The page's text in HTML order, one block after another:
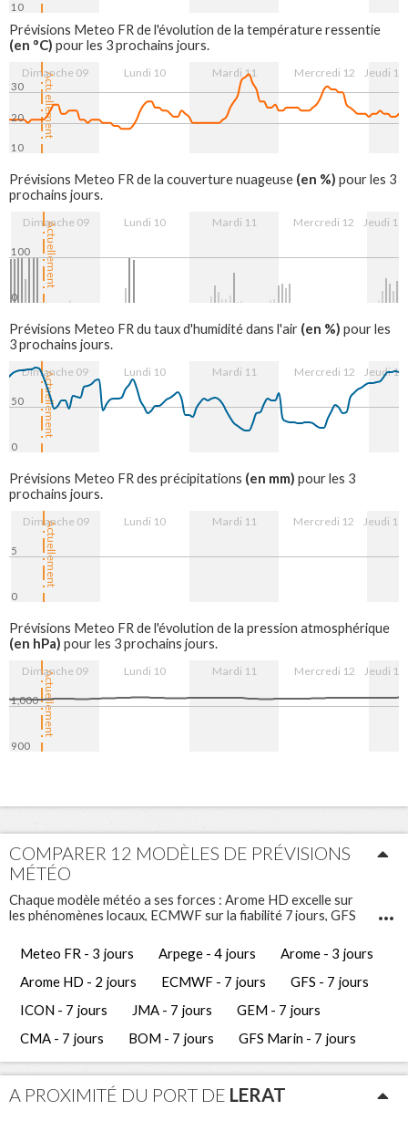
10
Prévisions Meteo FR de l'évolution de la température ressentie
(en °C) pour les 3 prochains jours.
Actuellement
Dimanche 09 Lundi 10 Mardi 11 Mercredi 12 Jeudi 13
10
20
30
Prévisions Meteo FR de la couverture nuageuse (en %) pour les 3
prochains jours.
Actuellement
Dimanche 09 Lundi 10 Mardi 11 Mercredi 12 Jeudi 13
0
100
Prévisions Meteo FR du taux d'humidité dans l'air (en %) pour les
3 prochains jours.
Actuellement
Dimanche 09 Lundi 10 Mardi 11 Mercredi 12 Jeudi 13
0
50
Prévisions Meteo FR des précipitations (en mm) pour les 3
prochains jours.
Actuellement
Dimanche 09 Lundi 10 Mardi 11 Mercredi 12 Jeudi 13
0
5
Prévisions Meteo FR de l'évolution de la pression atmosphérique
(en hPa) pour les 3 prochains jours.
Actuellement
Dimanche 09 Lundi 10 Mardi 11 Mercredi 12 Jeudi 13
900
1,000
COMPARER 12 MODÈLES DE PRÉVISIONS
MÉTÉO
Chaque modèle météo a ses forces : Arome HD excelle sur
les phénomènes locaux, ECMWF sur la fiabilité 7 jours, GFS
meilleures décisions de navigation.
Infosvent vous propose 12 modèles météo différents pour
Lerat. Ces prévisions météo gratuites vous permettent
d'avoir une vue complète et de comparer les tendances
météorologiques des jours à venir.
Meteo FR - 3 jours Arpege - 4 jours
Arome - 3 jours
Arome HD - 2 jours
ECMWF - 7 jours
GFS - 7 jours
ICON - 7 jours
JMA - 7 jours
GEM - 7 jours
CMA - 7 jours
BOM - 7 jours GFS Marin - 7 jours
A PROXIMITÉ DU PORT DE LERAT